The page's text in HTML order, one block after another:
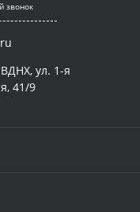
звонок
ул. 1-я
41/9